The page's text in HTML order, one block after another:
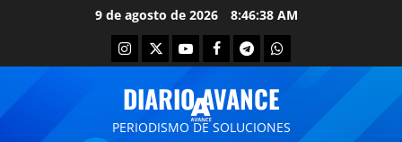
9 de agosto de 2026 8:46:39 AM
DIARIO AVANCE
PERIODISMO DE SOLUCIONES